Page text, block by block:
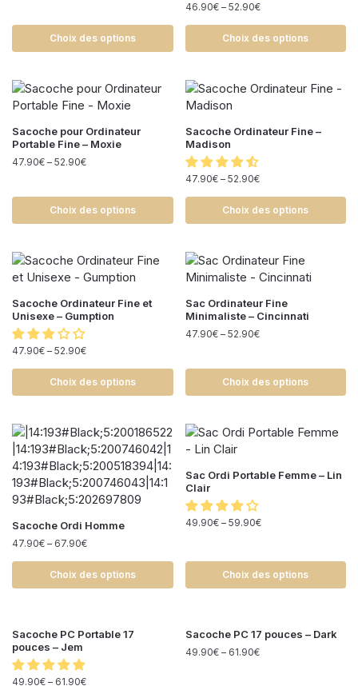
Choix des options
46.90€– 52.90€
Choix des options
Sacoche pour Ordinateur
Portable Fine – Moxie
47.90€ – 52.90€
Choix des options
Sacoche Ordinateur Fine –
Madison
47.90€– 52.90€
Choix des options
Sacoche Ordinateur Fine et
Unisexe – Gumption
47.90€ – 52.90€
Choix des options
Sac Ordinateur Fine
Minimaliste – Cincinnati
47.90€– 52.90€
Choix des options
Sacoche Ordi Homme
47.90€ – 67.90€
Choix des options
Sac Ordi Portable Femme – Lin
Clair
49.90€– 59.90€
Choix des options
Sacoche PC Portable 17
pouces – Jem
49.90€ – 61.90€
Sacoche PC 17 pouces – Dark
49.90€– 61.90€